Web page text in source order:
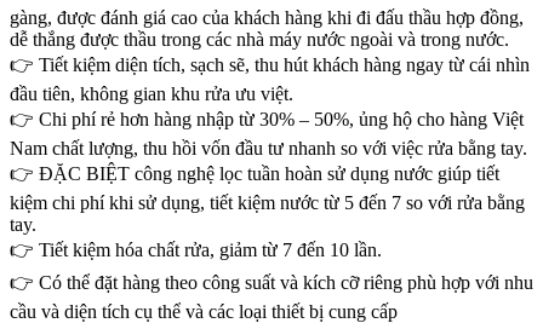
gàng, được đánh giá cao của khách hàng khi đi đấu thầu hợp đồng,
dễ thắng được thầu trong các nhà máy nước ngoài và trong nước.
👉 Tiết kiệm diện tích, sạch sẽ, thu hút khách hàng ngay từ cái nhìn
đầu tiên, không gian khu rửa ưu việt.
👉 Chi phí rẻ hơn hàng nhập từ 30% – 50%, ủng hộ cho hàng Việt
Nam chất lượng, thu hồi vốn đầu tư nhanh so với việc rửa bằng tay.
👉 ĐẶC BIỆT công nghệ lọc tuần hoàn sử dụng nước giúp tiết
kiệm chi phí khi sử dụng, tiết kiệm nước từ 5 đến 7 so với rửa bằng
tay.
👉 Tiết kiệm hóa chất rửa, giảm từ 7 đến 10 lần.
👉 Có thể đặt hàng theo công suất và kích cỡ riêng phù hợp với nhu
cầu và diện tích cụ thể và các loại thiết bị cung cấp